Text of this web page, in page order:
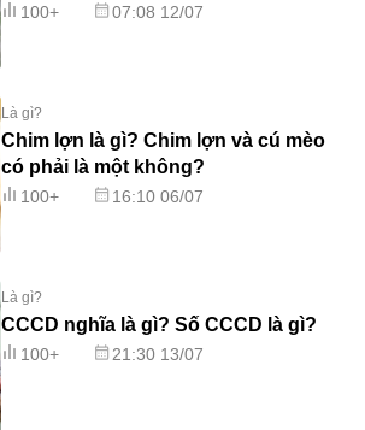
100+ 07:08 12/07
Là gì?
Chim lợn là gì? Chim lợn và cú mèo
có phải là một không?
100+ 16:10 06/07
Là gì?
CCCD nghĩa là gì? Số CCCD là gì?
100+ 21:30 13/07